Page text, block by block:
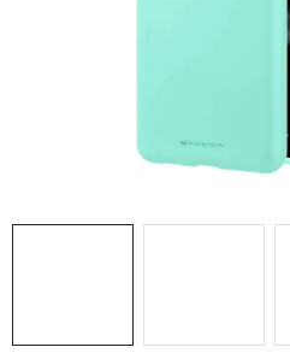
POUZDRA, OBALY NA APPLE
DOPRAVA A PLATBA